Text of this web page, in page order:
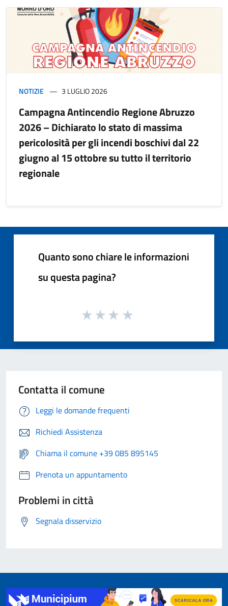
NOTIZIE 3 LUGLIO 2026
Campagna Antincendio Regione Abruzzo
2026 – Dichiarato lo stato di massima
pericolosità per gli incendi boschivi dal 22
giugno al 15 ottobre su tutto il territorio
regionale
Quanto sono chiare le informazioni
su questa pagina?
Contatta il comune
Leggi le domande frequenti
Richiedi Assistenza
Chiama il comune +39 085 895145
Prenota un appuntamento
Problemi in città
Segnala disservizio